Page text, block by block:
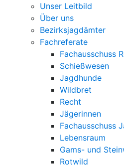
Unser Leitbild
Über uns
Bezirksjagdämter
Fachreferate
Fachausschuss
Schießwesen
Jagdhunde
Wildbret
Recht
Jägerinnen
Fachausschuss
Lebensraum
Gams- und
Rotwild